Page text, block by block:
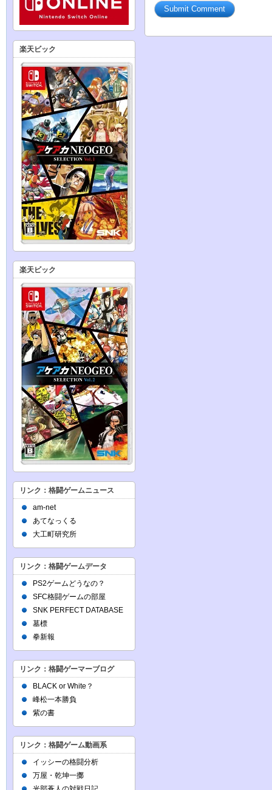
楽天ビック
楽天ビック
リンク：格闘ゲームニュース
am-net
あてなっくる
大工町研究所
リンク：格闘ゲームデータ
PS2ゲームどうなの？
SFC格闘ゲームの部屋
SNK PERFECT DATABASE
墓標
拳新報
リンク：格闘ゲーマーブログ
BLACK or White？
峰松一本勝負
紫の書
リンク：格闘ゲーム動画系
イッシーの格闘分析
万屋・乾坤一擲